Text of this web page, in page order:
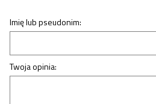
Imię lub pseudonim:
Twoja opinia: